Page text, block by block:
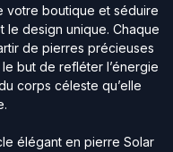
votre boutique et séduire
le design unique. Chaque
de pierres précieuses
but de refléter l’énergie
corps céleste qu’elle
élégant en pierre Solar